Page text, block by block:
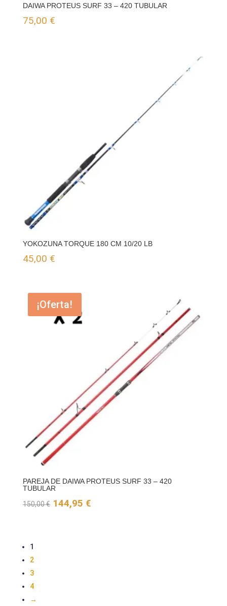
DAIWA PROTEUS SURF 33 – 420 TUBULAR
75,00 €
YOKOZUNA TORQUE 180 CM 10/20 LB
45,00 €
¡Oferta!
PAREJA DE DAIWA PROTEUS SURF 33 – 420
TUBULAR
150,00€ El
144,95 €El
1
2
3
4
→